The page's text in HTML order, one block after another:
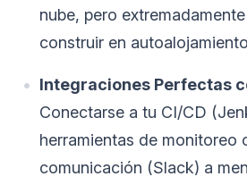
nube, pero
construir en
Integraciones Perfectas
Conectarse a tu CI/CD
herramientas de monitoreo
comunicación (Slack) a